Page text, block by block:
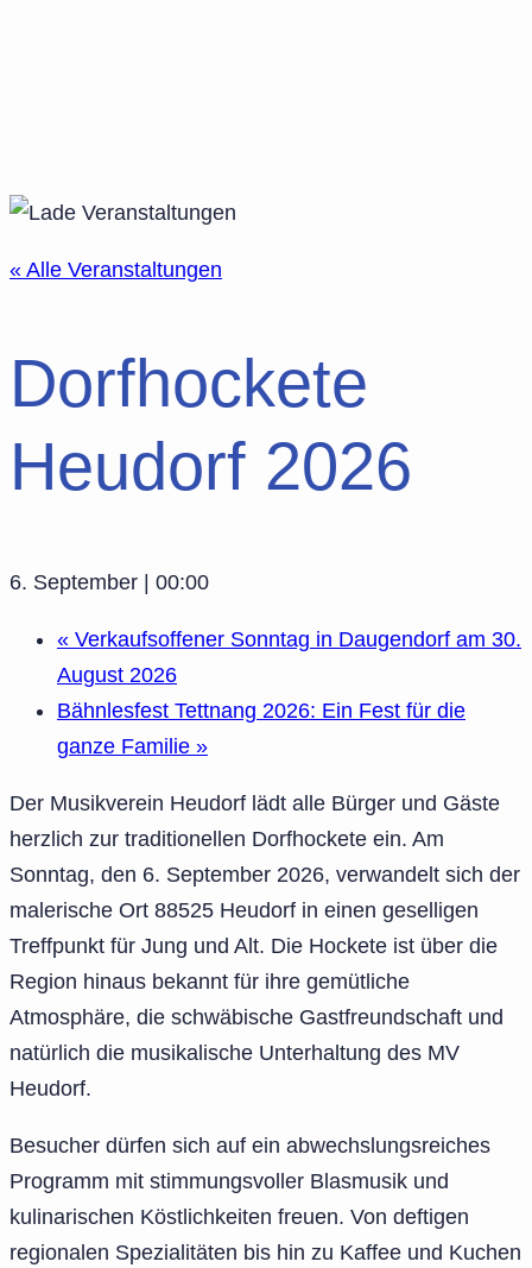
« Alle Veranstaltungen
Dorfhockete
Heudorf 2026
6. September | 00:00
« Verkaufsoffener Sonntag in Daugendorf am 30.
August 2026
Bähnlesfest Tettnang 2026: Ein Fest für die
ganze Familie »
Der Musikverein Heudorf lädt alle Bürger und Gäste
herzlich zur traditionellen Dorfhockete ein. Am
Sonntag, den 6. September 2026, verwandelt sich der
malerische Ort 88525 Heudorf in einen geselligen
Treffpunkt für Jung und Alt. Die Hockete ist über die
Region hinaus bekannt für ihre gemütliche
Atmosphäre, die schwäbische Gastfreundschaft und
natürlich die musikalische Unterhaltung des MV
Heudorf.
Besucher dürfen sich auf ein abwechslungsreiches
Programm mit stimmungsvoller Blasmusik und
kulinarischen Köstlichkeiten freuen. Von deftigen
regionalen Spezialitäten bis hin zu Kaffee und Kuchen